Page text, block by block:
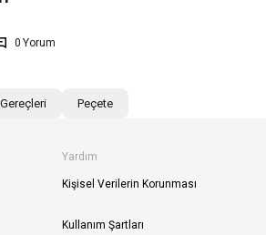
0
Peçete
Yardım
Kişisel Verilerin Korunması
Kullanım Şartları